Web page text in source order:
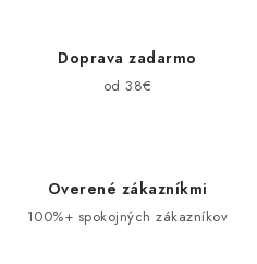
Doprava zadarmo
od 38€
Overené zákazníkmi
100%+ spokojných zákazníkov